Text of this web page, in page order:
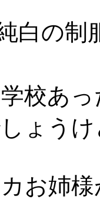
白の
校あ
ょうけ
お姉